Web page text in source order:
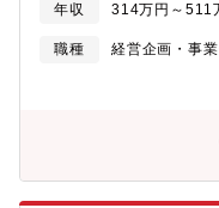
年収
314万円～511
職種
経営企画・事